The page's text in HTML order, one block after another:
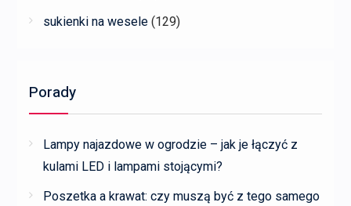
sukienki na wesele (129)
Porady
Lampy najazdowe w ogrodzie – jak je łączyć z
kulami LED i lampami stojącymi?
Poszetka a krawat: czy muszą być z tego samego